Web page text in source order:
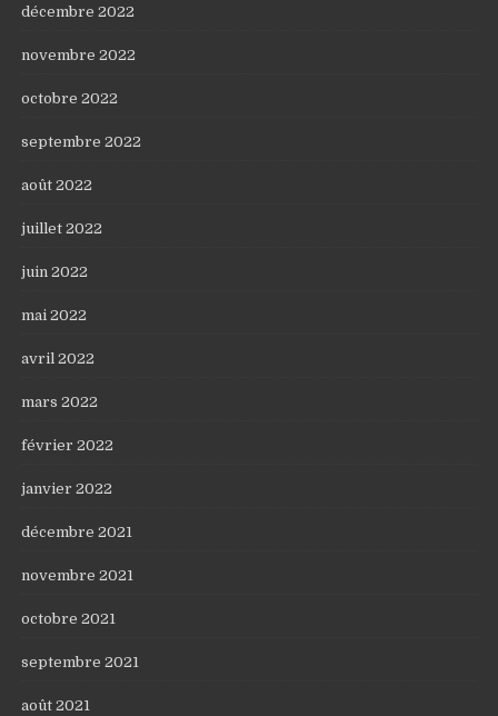
décembre 2022
novembre 2022
octobre 2022
septembre 2022
août 2022
juillet 2022
juin 2022
mai 2022
avril 2022
mars 2022
février 2022
janvier 2022
décembre 2021
novembre 2021
octobre 2021
septembre 2021
août 2021